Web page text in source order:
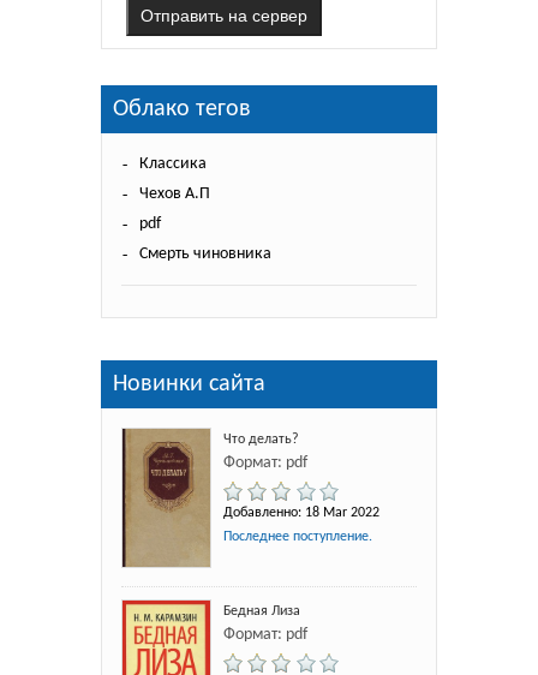
Отправить на сервер
Облако тегов
Классика
Чехов А.П
pdf
Смерть чиновника
Новинки сайта
Что делать?
Формат: pdf
Добавленно: 18 Mar 2022
Последнее поступление.
Бедная Лиза
Формат: pdf